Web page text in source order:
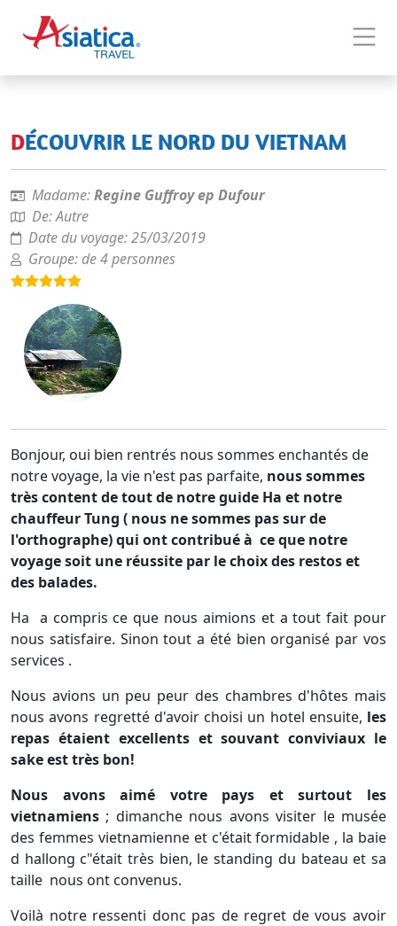
DÉCOUVRIR LE NORD DU VIETNAM
Madame:Regine Guffroy ep Dufour
De:Autre
Date du voyage:25/03/2019
Groupe:de 4 personnes
Bonjour, oui bien rentrés nous sommes enchantés de
notre voyage, la vie n'est pas parfaite, nous sommes
très content de tout de notre guide Ha et notre
chauffeur Tung ( nous ne sommes pas sur de
l'orthographe)qui ont contribué à ce que notre
voyage soit une réussite par le choix des restos et
des balades.
Ha a compris ce que nous aimions et a tout fait pour
nous satisfaire. Sinon tout a été bien organisé par vos
services .
Nous avions un peu peur des chambres d'hôtes mais
nous avons regretté d'avoir choisi un hotel ensuite, les
repas étaient excellents et souvant conviviaux le
sake est très bon!
Nous avons aimé votre pays et surtout les
vietnamiens ; dimanche nous avons visiter le musée
des femmes vietnamienne et c'était formidable , la baie
d hallong c"était très bien, le standing du bateau et sa
taille nous ont convenus.
Voilà notre ressenti donc pas de regret de vous avoir